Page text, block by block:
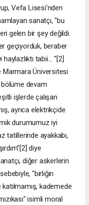
Vefa Lisesi'nden
sanatçı, "bu
gelen bir şey değildi.
geçiyorduk, beraber
tabii… "[2]
Marmara Üniversitesi
devam
işlerde çalışan
ayrıca elektrikçide
durumumuz iyi
tatillerinde ayakkabı,
diye
diğer askerlerin
"birliğin
kademede
isimli moral